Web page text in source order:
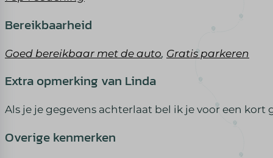
Bereikbaarheid
Goed bereikbaar met de auto, Gratis parkeren
Extra opmerking van Linda
Als je je gegevens achterlaat bel ik je voor een
Overige kenmerken